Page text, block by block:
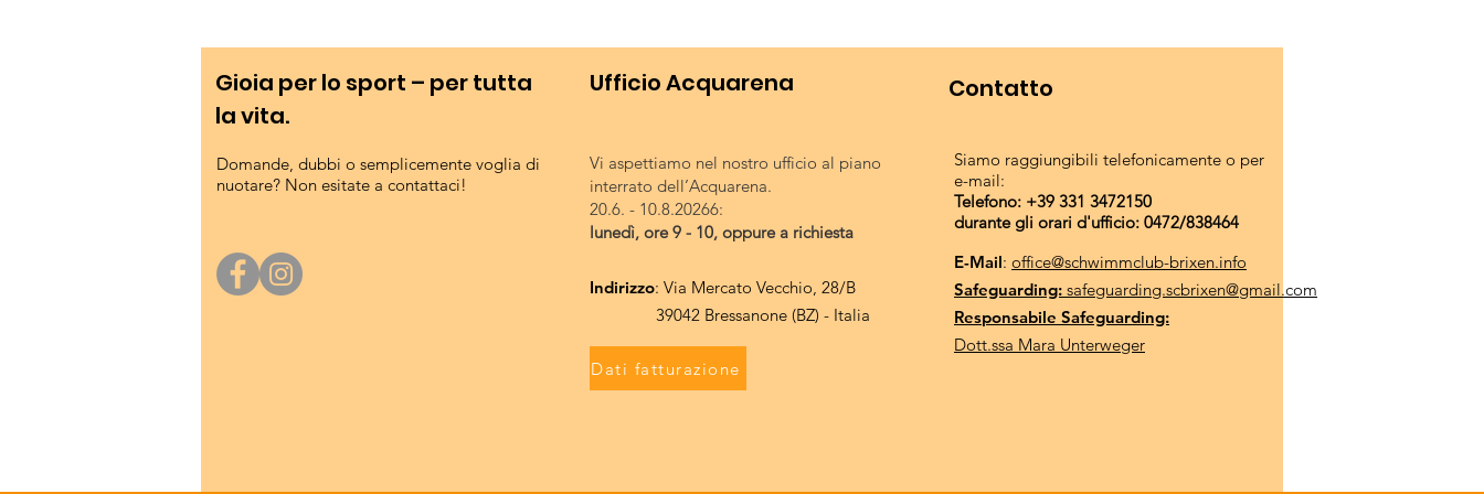
Gioia per lo sport – per tutta
la vita.
Domande, dubbi o semplicemente voglia di
nuotare? Non esitate a contattaci!
Ufficio Acquarena
Vi aspettiamo nel nostro ufficio al piano
interrato dell’Acquarena.
20.6. - 10.8.20266:
lunedì, ore 9 - 10, oppure a richiesta
Indirizzo: Via Mercato Vecchio, 28/B
39042 Bressanone (BZ) - Italia
Dati fatturazione
Contatto
Siamo raggiungibili telefonicamente o per
e-mail:
Telefono: +39 331 3472150
durante gli orari d'ufficio: 0472/838464
E-Mail: office@schwimmclub-brixen.info
Safeguarding: safeguarding.scbrixen@gmail.com
Responsabile Safeguarding:
Dott.ssa Mara Unterweger